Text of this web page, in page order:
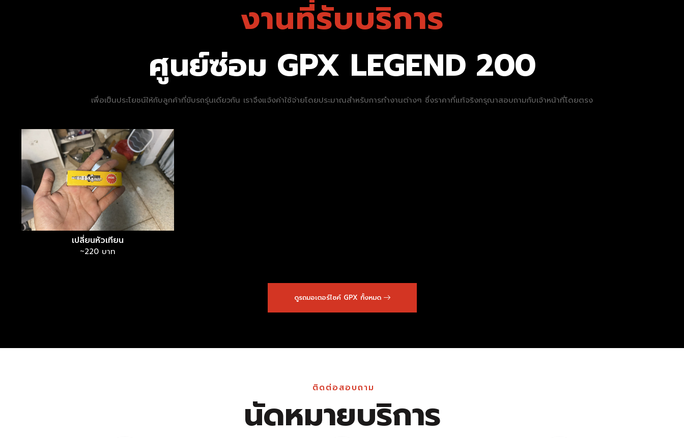
งานที่รับบริการ
ศูนย์ซ่อม GPX LEGEND 200
เพื่อเป็นประโยชน์ให้กับลูกค้าที่ขับรถรุ่นเดียวกัน เราจึงแจ้งค่าใช้จ่ายโดยประมาณสำหรับการทำงานต่างๆ ซึ่งราคาที่แท้จริงกรุณาสอบถามกับเจ้าหน้าที่โดยตรง
เปลี่ยนหัวเทียน
~220 บาท
ดูรถมอเตอร์ไซค์ GPX ทั้งหมด
ติดต่อสอบถาม
นัดหมายบริการ